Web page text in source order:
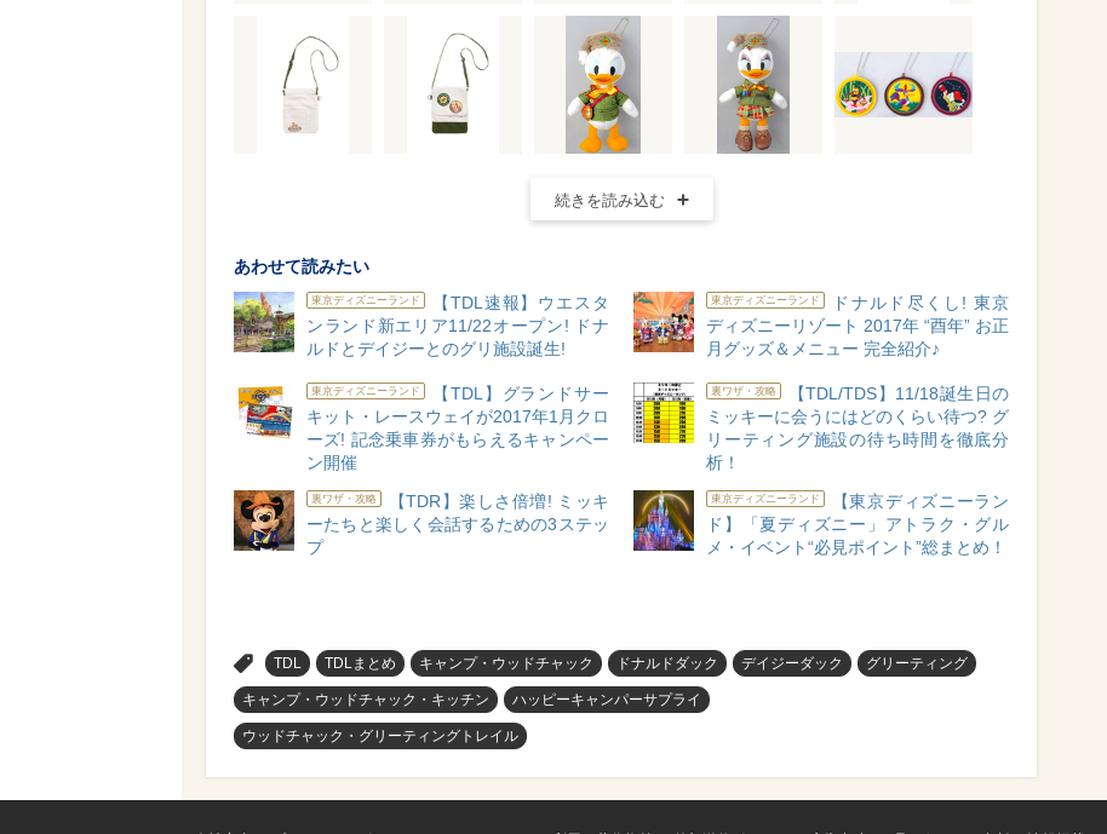
続きを読み込む
あわせて読みたい
東京ディズニーランド
【TDL速報】ウエスタ
ンランド新エリア11/22オープン! ドナ
ルドとデイジーとのグリ施設誕生!
東京ディズニーランド
ドナルド尽くし! 東京
ディズニーリゾート 2017年 “酉年” お正
月グッズ＆メニュー 完全紹介♪
東京ディズニーランド
【TDL】グランドサー
キット・レースウェイが2017年1月クロ
ーズ! 記念乗車券がもらえるキャンペー
ン開催
裏ワザ・攻略
【TDL/TDS】11/18誕生日の
ミッキーに会うにはどのくらい待つ? グ
リーティング施設の待ち時間を徹底分
析！
裏ワザ・攻略
【TDR】楽しさ倍増! ミッキ
ーたちと楽しく会話するための3ステッ
プ
東京ディズニーランド
【東京ディズニーラン
ド】「夏ディズニー」アトラク・グル
メ・イベント“必見ポイント”総まとめ！
TDL TDLまとめ キャンプ・ウッドチャック ドナルドダック デイジーダック グリーティング
キャンプ・ウッドチャック・キッチン ハッピーキャンパーサプライ
ウッドチャック・グリーティングトレイル